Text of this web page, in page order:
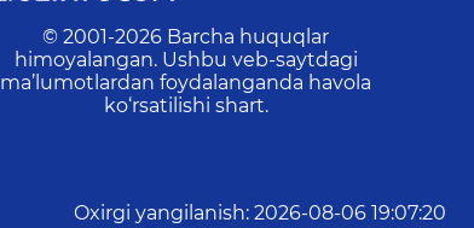
© 2001-2026 Barcha huquqlar
himoyalangan. Ushbu veb-saytdagi
ma’lumotlardan foydalanganda havola
ko‘rsatilishi shart.
Oxirgi yangilanish: 2026-08-06 19:07:20